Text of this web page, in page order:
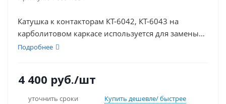
Катушка к контакторам КТ-6042, КТ-6043 на
карболитовом каркасе используется для замены
втягивающей катушки на контакторе КТ-6042,
Подробнее
4 400 руб./шт
уточнить сроки Купить дешевле/ быстрее